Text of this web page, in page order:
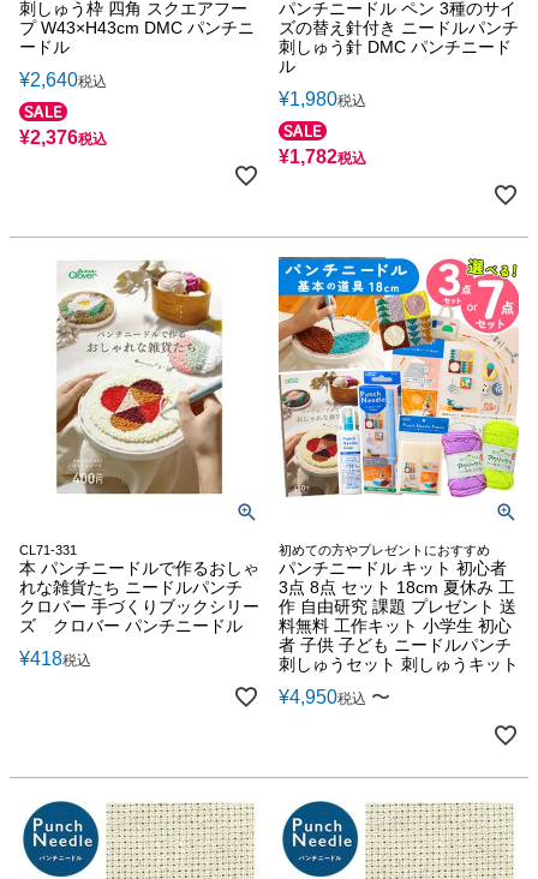
刺しゅう枠 四角 スクエアフー
プ W43×H43cm DMC パンチニ
ードル
¥2,640税込
¥2,376税込
パンチニードル ペン 3種のサイ
ズの替え針付き ニードルパンチ
刺しゅう針 DMC パンチニード
ル
¥1,980税込
¥1,782税込
CL71-331
本 パンチニードルで作るおしゃ
れな雑貨たち ニードルパンチ
クロバー 手づくりブックシリー
ズ クロバー パンチニードル
¥418税込
初めての方やプレゼントにおすすめ
パンチニードル キット 初心者
3点 8点 セット 18cm 夏休み 工
作 自由研究 課題 プレゼント 送
料無料 工作キット 小学生 初心
者 子供 子ども ニードルパンチ
刺しゅうセット 刺しゅうキット
¥4,950税込 〜